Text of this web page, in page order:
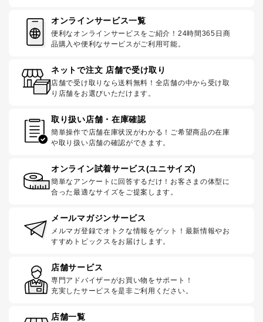
オンラインサービス一覧
便利なオンラインサービスをご紹介！24時間365日商
品購入や便利なサービスがご利用可能。
ネットで注文 店舗で受け取り
店舗で受け取りなら送料無料！全店舗の中から受け取
り店舗をお選びいただけます。
取り扱い店舗・在庫確認
簡単操作で店舗在庫状況がわかる！ご希望商品の在庫
や取り扱い店舗の確認ができます。
オンライン試着サービス(ユニサイズ)
簡単なアンケートに回答するだけ！お客さまの体型に
合った最適なサイズをご提案します。
メールマガジンサービス
メルマガ登録でオトクな情報をゲット！最新情報やお
すすめトピックスをお届けします。
店舗サービス
専門アドバイザーがお買い物をサポート！
充実したサービスを是非ご利用ください。
店舗一覧